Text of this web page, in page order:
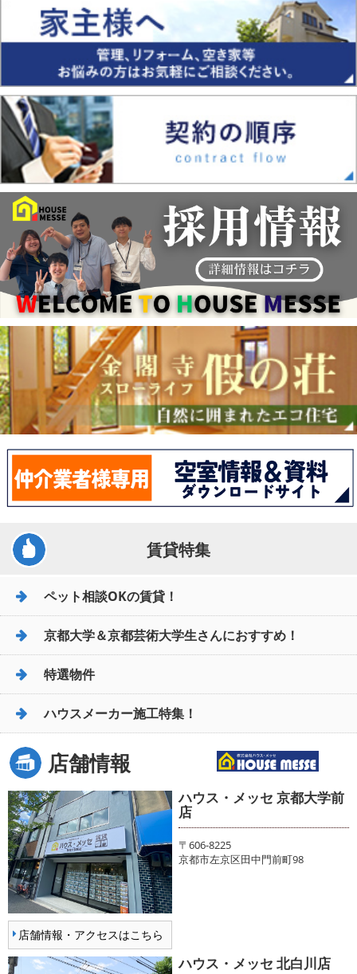
賃貸特集
ペット相談OKの賃貸！
京都大学＆京都芸術大学生さんにおすすめ！
特選物件
ハウスメーカー施工特集！
店舗情報
店舗情報・アクセスはこちら
ハウス・メッセ 京都大学前
店
〒606-8225
京都市左京区田中門前町98
ハウス・メッセ 北白川店